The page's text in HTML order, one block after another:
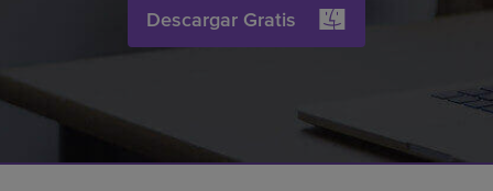
Usuarios de Película
Usuarios de DVD
Usuarios de Redes Sociales
Mira el video tutorial para aprender a usar UniConverter.
Especificaciones técnicas
Una lista de todos los formatos, dispositivos y GPUs
compatibles con UniConverter.
Descargar Gratis